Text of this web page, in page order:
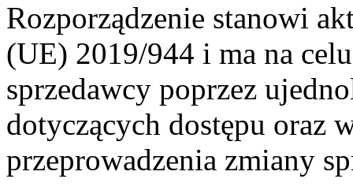
Rozporządzenie stanowi
(UE) 2019/944 i ma na
sprzedawcy poprzez
dotyczących dostępu oraz
przeprowadzenia zmiany